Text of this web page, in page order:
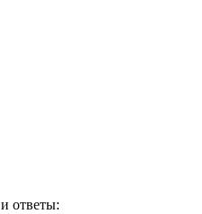
Кыргызстана
ответы: